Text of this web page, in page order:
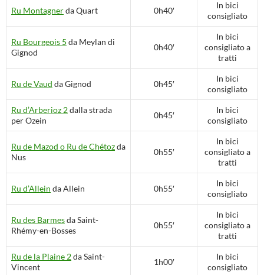
Ru Montagnerda Quart 0h40′
In bici
consigliato
Ru Bourgeois 5 da Meylan di
Gignod
0h40′
In bici
consigliato a
tratti
Ru de Vaud da Gignod 0h45′
In bici
consigliato
Ru d’Arberioz 2dalla strada
per Ozein
0h45′
In bici
consigliato
Ru de Mazod o Ru de Chétozda
Nus
0h55′
In bici
consigliato a
tratti
Ru d’Allein da Allein 0h55′
In bici
consigliato
Ru des Barmesda Saint-
Rhémy-en-Bosses
0h55′
In bici
consigliato a
tratti
Ru de la Plaine 2da Saint-
Vincent
1h00′
In bici
consigliato